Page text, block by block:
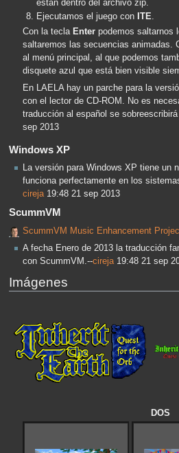
están dentro del archivo zip.
Ejecutamos el juego con ITE.
Con la tecla Enter podemos saltarnos
saltaremos las secuencias animadas.
al menú principal, al que podemos
disquete azul que está bien visible
En LAELA hay un parche para la
con el lector de CD-ROM. No es
traducción al español se
sep 2013
Windows XP
La versión para Windows XP tiene un
funciona perfectamente en los
cireja 19:48 21 sep 2013
ScummVM
ScummVM Music Enhancement
A fecha Enero de 2013 la traducción
con ScummVM.--cireja19:48 21 sep
Imágenes
DOS